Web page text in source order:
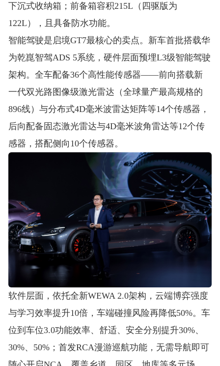
下沉式收纳箱 ；前备箱容积215L（四驱版为
122L），且具备防水功能。
智能驾驶是启境GT7最核心的卖点。新车首批搭载华
为乾崑智驾ADS 5系统，硬件层面预埋L3级智能驾驶
架构。全车配备36个高性能传感器——前向搭载新
一代双光路图像级激光雷达（全球量产最高规格的
896线）与分布式4D毫米波雷达矩阵等14个传感器，
后向配备固态激光雷达与4D毫米波角雷达等12个传
感器，搭配侧向10个传感器。
软件层面，依托全新WEWA 2.0架构，云端博弈强度
与学习效率提升10倍，车端碰撞风险再降低50%。车
位到车位3.0功能效率、舒适、安全分别提升30%、
30%、50% ；首发RCA漫游巡航功能，无需导航即可